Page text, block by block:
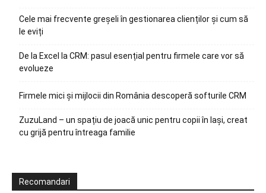
Cele mai frecvente greșeli în gestionarea clienților și cum să
le eviți
De la Excel la CRM: pasul esențial pentru firmele care vor să
evolueze
Firmele mici și mijlocii din România descoperă softurile CRM
ZuzuLand – un spațiu de joacă unic pentru copii în Iași, creat
cu grijă pentru întreaga familie
Recomandari